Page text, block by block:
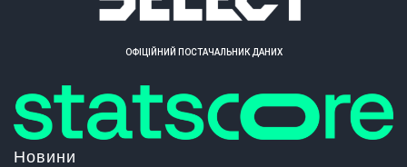
ОФІЦІЙНИЙ ПОСТАЧАЛЬНИК ДАНИХ
Новини